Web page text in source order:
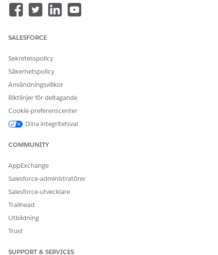
I Inställningar, i rutan Snabbsökning, skriv
Monitoring Setup
Övervakning, slå på
LÖSTE DENNA ARTIKEL DITT PROBLEM?
Berätta för oss vad vi kan förbättra!
SALESFORCE
Sekretesspolicy
Säkerhetspolicy
Användningsvillkor
Riktlinjer för deltagande
Cookie-preferenscenter
Dina integritetsval
COMMUNITY
AppExchange
Salesforce-administratörer
Salesforce-utvecklare
Trailhead
Utbildning
Trust
SUPPORT & SERVICES